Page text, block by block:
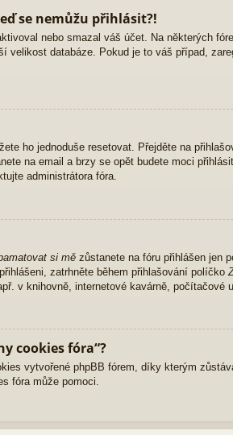
se nemůžu přihlásit?!
nebo smazal váš účet. Na některých
velikost databáze. Pokud je to váš případ,
ho jednoduše resetovat. Přejděte na
na email a brzy se opět budete moci
administrátora fóra.
si mě zůstanete na fóru přihlášen jen
zatrhněte během přihlašování políčko
v knihovně, internetové kavárně, počítačové
cookies fóra“?
vytvořené phpBB fórem, díky kterým
fóra může pomoci.